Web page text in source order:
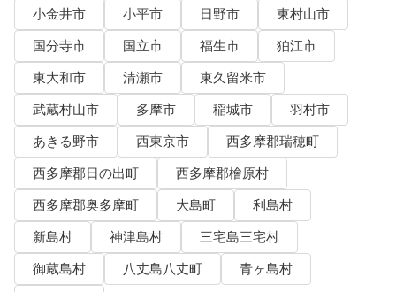
小金井市
小平市 日野市
東村山市
国分寺市
国立市 福生市
狛江市
東大和市
清瀬市
東久留米市
武蔵村山市
多摩市 稲城市
羽村市
あきる野市
西東京市
西多摩郡瑞穂町
西多摩郡日の出町
西多摩郡檜原村
西多摩郡奥多摩町
大島町
利島村
新島村
神津島村
三宅島三宅村
御蔵島村
八丈島八丈町
青ヶ島村